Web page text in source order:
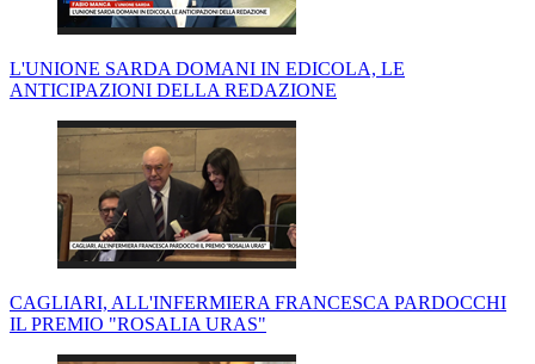
L'UNIONE SARDA DOMANI IN EDICOLA, LE
ANTICIPAZIONI DELLA REDAZIONE
CAGLIARI, ALL'INFERMIERA FRANCESCA PARDOCCHI
IL PREMIO "ROSALIA URAS"